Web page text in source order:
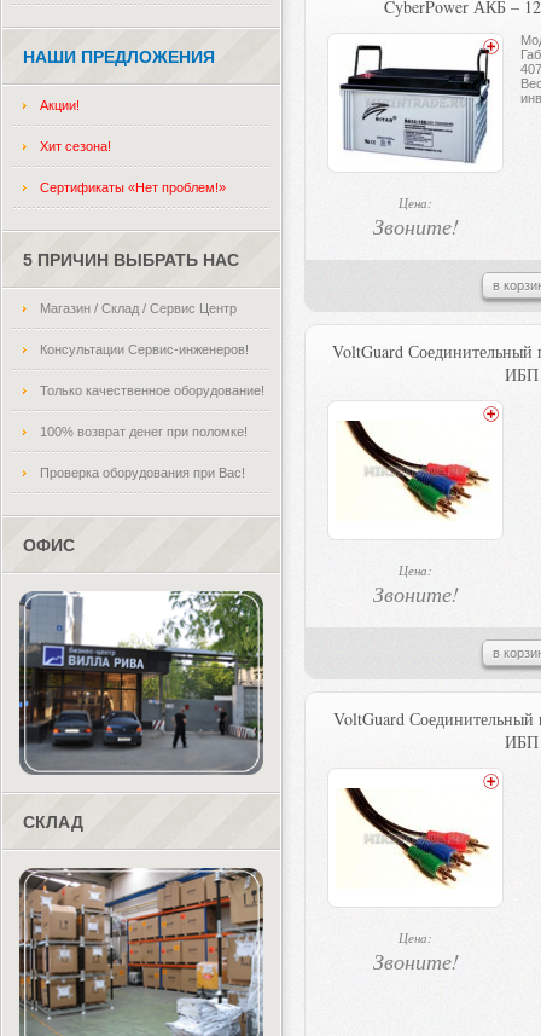
НАШИ ПРЕДЛОЖЕНИЯ
Акции!
Хит сезона!
Сертификаты «Нет проблем!»
5 ПРИЧИН ВЫБРАТЬ НАС
Магазин / Склад / Сервис Центр
Консультации Сервис-инженеров!
Только качественное оборудование!
100% возврат денег при поломке!
Проверка оборудования при Вас!
ОФИС
СКЛАД
CyberPower АКБ –
Цена:
Звоните!
в
VoltGuard Соединительный
ИБП
Цена:
Звоните!
в
VoltGuard Соединительный
ИБП
Цена:
Звоните!